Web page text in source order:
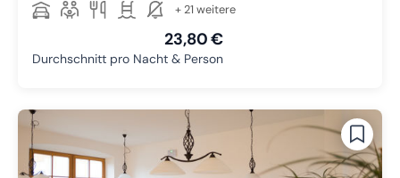
+ 21 weitere
23,80 €
Durchschnitt pro Nacht & Person